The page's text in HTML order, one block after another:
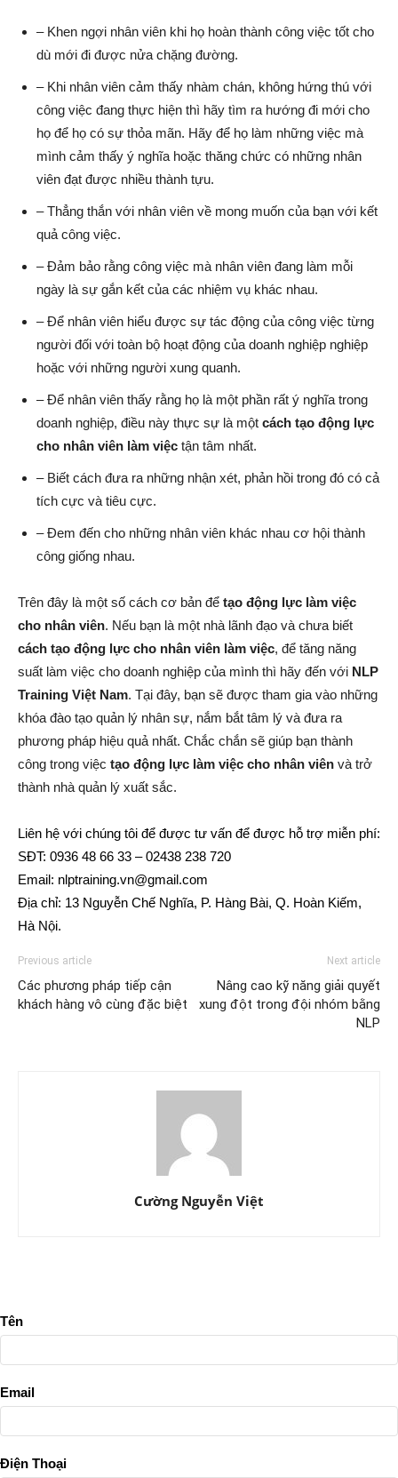
– Khen ngợi nhân viên khi họ hoàn thành công việc tốt cho
dù mới đi được nửa chặng đường.
– Khi nhân viên cảm thấy nhàm chán, không hứng thú với
công việc đang thực hiện thì hãy tìm ra hướng đi mới cho
họ để họ có sự thỏa mãn. Hãy để họ làm những việc mà
mình cảm thấy ý nghĩa hoặc thăng chức có những nhân
viên đạt được nhiều thành tựu.
– Thẳng thắn với nhân viên về mong muốn của bạn với kết
quả công việc.
– Đảm bảo rằng công việc mà nhân viên đang làm mỗi
ngày là sự gắn kết của các nhiệm vụ khác nhau.
– Để nhân viên hiểu được sự tác động của công việc từng
người đối với toàn bộ hoạt động của doanh nghiệp nghiệp
hoặc với những người xung quanh.
– Để nhân viên thấy rằng họ là một phần rất ý nghĩa trong
doanh nghiệp, điều này thực sự là một cách tạo động lực
cho nhân viên làm việc tận tâm nhất.
– Biết cách đưa ra những nhận xét, phản hồi trong đó có cả
tích cực và tiêu cực.
– Đem đến cho những nhân viên khác nhau cơ hội thành
công giống nhau.
Trên đây là một số cách cơ bản để tạo động lực làm việc
cho nhân viên. Nếu bạn là một nhà lãnh đạo và chưa biết
cách tạo động lực cho nhân viên làm việc, để tăng năng
suất làm việc cho doanh nghiệp của mình thì hãy đến với NLP
Training Việt Nam. Tại đây, bạn sẽ được tham gia vào những
khóa đào tạo quản lý nhân sự, nắm bắt tâm lý và đưa ra
phương pháp hiệu quả nhất. Chắc chắn sẽ giúp bạn thành
công trong việc tạo động lực làm việc cho nhân viên và trở
thành nhà quản lý xuất sắc.
Liên hệ với chúng tôi để được tư vấn để được hỗ trợ miễn phí:
SĐT: 0936 48 66 33 – 02438 238 720
Email: nlptraining.vn@gmail.com
Địa chỉ: 13 Nguyễn Chế Nghĩa, P. Hàng Bài, Q. Hoàn Kiếm,
Hà Nội.
Previous article
Các phương pháp tiếp cận
khách hàng vô cùng đặc biệt
Next article
Nâng cao kỹ năng giải quyết
xung đột trong đội nhóm bằng
NLP
Cường Nguyễn Việt
Tên
Email
Điện Thoại